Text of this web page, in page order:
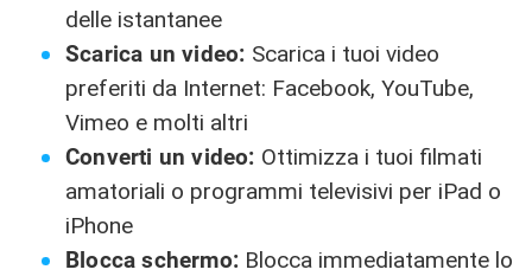
delle istantanee
Scarica un video: Scarica i tuoi video
preferiti da Internet: Facebook, YouTube,
Vimeo e molti altri
Converti un video: Ottimizza i tuoi filmati
amatoriali o programmi televisivi per iPad o
iPhone
Blocca schermo: Blocca immediatamente lo